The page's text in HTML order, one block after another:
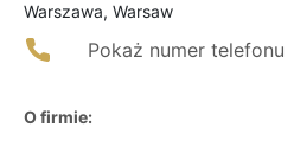
Warszawa, Warsaw
Pokaż numer telefonu
O firmie: